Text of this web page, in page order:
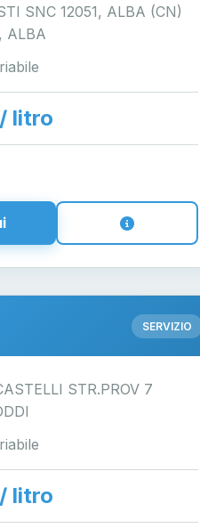
SNC 12051, ALBA (CN)
ALBA
litro
SERVIZIO
STR.PROV 7
litro